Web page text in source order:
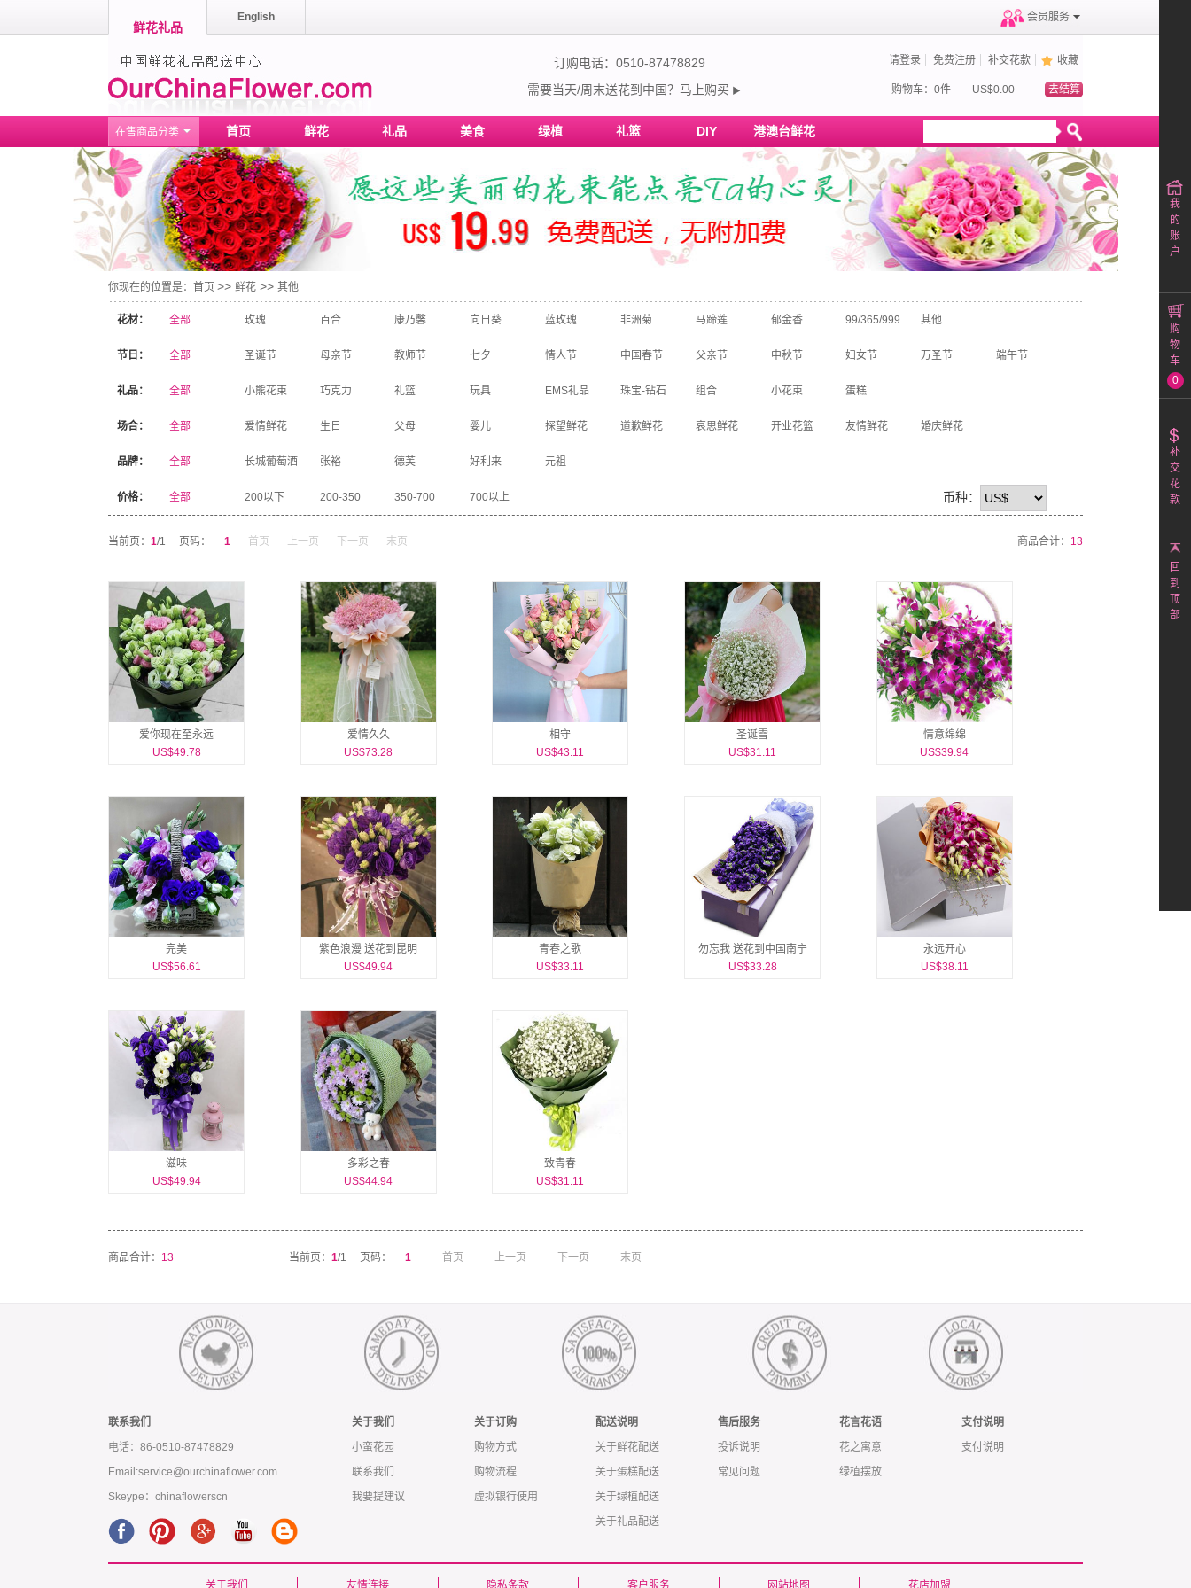
我
的
账
户
购
物
车
0
补
交
花
款
回
到
顶
部
鲜花礼品
English 会员服务
订购电话：0510-87478829
需要当天/周末送花到中国？马上购买 ▶
请登录 免费注册 补交花款 收藏
购物车：0件 US$0.00 去结算
在售商品分类 首页 鲜花 礼品 美食 绿植 礼篮 DIY 港澳台鲜花
你现在的位置是： 首页 >> 鲜花 >> 其他
花材： 全部 玫瑰 百合 康乃馨 向日葵 蓝玫瑰 非洲菊 马蹄莲 郁金香 99/365/999 其他
节日： 全部 圣诞节 母亲节 教师节 七夕 情人节 中国春节 父亲节 中秋节 妇女节 万圣节 端午节
礼品： 全部 小熊花束 巧克力 礼篮 玩具 EMS礼品 珠宝-钻石 组合 小花束 蛋糕
场合： 全部 爱情鲜花 生日 父母 婴儿 探望鲜花 道歉鲜花 哀思鲜花 开业花篮 友情鲜花 婚庆鲜花
品牌： 全部 长城葡萄酒 张裕 德芙 好利来 元祖
价格： 全部 200以下 200-350 350-700 700以上 币种：
当前页： 1/1 页码： 1 首页 上一页 下一页 末页 商品合计： 13
爱你现在至永远
US$49.78
爱情久久
US$73.28
相守
US$43.11
圣诞雪
US$31.11
情意绵绵
US$39.94
完美
US$56.61
紫色浪漫 送花到昆明
US$49.94
青春之歌
US$33.11
勿忘我 送花到中国南宁
US$33.28
永远开心
US$38.11
滋味
US$49.94
多彩之春
US$44.94
致青春
US$31.11
商品合计： 13 当前页： 1/1 页码： 1 首页 上一页 下一页 末页
联系我们
电话：86-0510-87478829
Email:service@ourchinaflower.com
Skeype：chinaflowerscn
关于我们
小蛮花园
联系我们
我要提建议
关于订购
购物方式
购物流程
虚拟银行使用
配送说明
关于鲜花配送
关于蛋糕配送
关于绿植配送
关于礼品配送
售后服务
投诉说明
常见问题
花言花语
花之寓意
绿植摆放
支付说明
支付说明
关于我们 友情连接 隐私条款 客户服务 网站地图 花店加盟